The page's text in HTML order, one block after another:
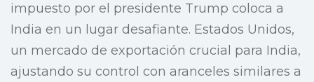
impuesto por el presidente Trump coloca a
India en un lugar desafiante. Estados Unidos,
un mercado de exportación crucial para India,
ajustando su control con aranceles similares a